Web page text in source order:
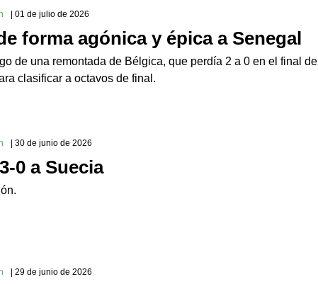
| 01 de julio de 2026
forma agónica y épica a Senegal
de una remontada de Bélgica, que perdía 2 a 0 en el final del
clasificar a octavos de final.
| 30 de junio de 2026
0 a Suecia
| 29 de junio de 2026